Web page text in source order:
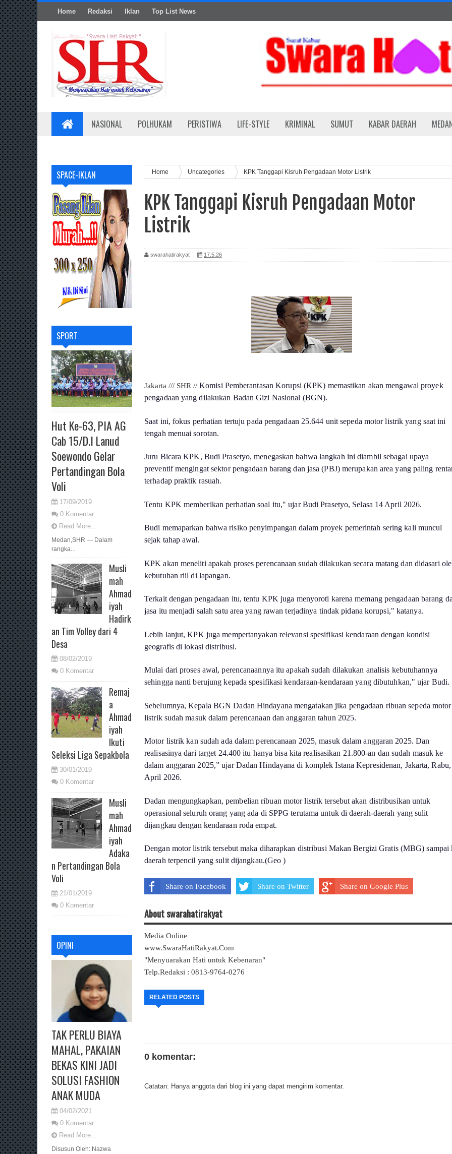
Home Redaksi Iklan Top List News
NASIONAL POLHUKAM PERISTIWA LIFE-STYLE KRIMINAL SUMUT KABAR DAERAH
SPACE-IKLAN
SPORT
Hut Ke-63, PIA AG
Cab 15/D.I Lanud
Soewondo Gelar
Pertandingan Bola
Voli
17/09/2019
0 Komentar
Read More...
Medan,SHR — Dalam
rangka...
Musli
mah
Ahmad
iyah
Hadirk
an Tim Volley dari 4
Desa
08/02/2019
0 Komentar
Remaj
a
Ahmad
iyah
Ikuti
Seleksi Liga Sepakbola
30/01/2019
0 Komentar
Musli
mah
Ahmad
iyah
Adaka
n Pertandingan Bola
Voli
21/01/2019
0 Komentar
OPINI
TAK PERLU BIAYA
MAHAL, PAKAIAN
BEKAS KINI JADI
SOLUSI FASHION
ANAK MUDA
04/02/2021
0 Komentar
Read More...
Disusun Oleh: Nazwa
Home Uncategories KPK Tanggapi Kisruh Pengadaan Motor Listrik
KPK Tanggapi Kisruh Pengadaan Motor
Listrik
swarahatirakyat 17.5.26
Jakarta /// SHR // Komisi Pemberantasan Korupsi (KPK) memastikan akan mengawal proyek
pengadaan yang dilakukan Badan Gizi Nasional (BGN).
Saat ini, fokus perhatian tertuju pada pengadaan 25.644 unit sepeda motor listrik yang saat ini
tengah menuai sorotan.
Juru Bicara KPK, Budi Prasetyo, menegaskan bahwa langkah ini diambil sebagai upaya
preventif mengingat sektor pengadaan barang dan jasa (PBJ) merupakan area yang paling
terhadap praktik rasuah.
Tentu KPK memberikan perhatian soal itu," ujar Budi Prasetyo, Selasa 14 April 2026.
Budi memaparkan bahwa risiko penyimpangan dalam proyek pemerintah sering kali muncul
sejak tahap awal.
KPK akan meneliti apakah proses perencanaan sudah dilakukan secara matang dan didasari
kebutuhan riil di lapangan.
Terkait dengan pengadaan itu, tentu KPK juga menyoroti karena memang pengadaan barang
jasa itu menjadi salah satu area yang rawan terjadinya tindak pidana korupsi," katanya.
Lebih lanjut, KPK juga mempertanyakan relevansi spesifikasi kendaraan dengan kondisi
geografis di lokasi distribusi.
Mulai dari proses awal, perencanaannya itu apakah sudah dilakukan analisis kebutuhannya
sehingga nanti berujung kepada spesifikasi kendaraan-kendaraan yang dibutuhkan," ujar Budi.
Sebelumnya, Kepala BGN Dadan Hindayana mengatakan jika pengadaan ribuan sepeda motor
listrik sudah masuk dalam perencanaan dan anggaran tahun 2025.
Motor listrik kan sudah ada dalam perencanaan 2025, masuk dalam anggaran 2025. Dan
realisasinya dari target 24.400 itu hanya bisa kita realisasikan 21.800-an dan sudah masuk ke
dalam anggaran 2025,” ujar Dadan Hindayana di komplek Istana Kepresidenan, Jakarta,
April 2026.
Dadan mengungkapkan, pembelian ribuan motor listrik tersebut akan distribusikan untuk
operasional seluruh orang yang ada di SPPG terutama untuk di daerah-daerah yang sulit
dijangkau dengan kendaraan roda empat.
Dengan motor listrik tersebut maka diharapkan distribusi Makan Bergizi Gratis (MBG) sampai
daerah terpencil yang sulit dijangkau.(Geo )
Share on Facebook Share on Twitter Share on Google Plus
About swarahatirakyat
Media Online
www.SwaraHatiRakyat.Com
"Menyuarakan Hati untuk Kebenaran"
Telp.Redaksi : 0813-9764-0276
RELATED POSTS
0 komentar:
Catatan: Hanya anggota dari blog ini yang dapat mengirim komentar.